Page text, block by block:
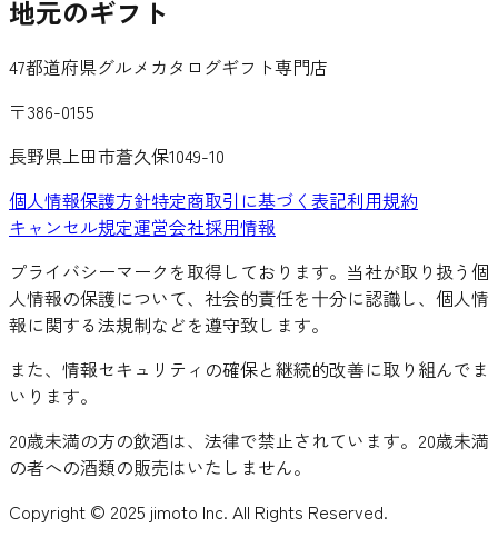
地元のギフト
47都道府県グルメカタログギフト専門店
〒386-0155
長野県上田市蒼久保1049-10
個人情報保護方針特定商取引に基づく表記利用規約
キャンセル規定運営会社採用情報
プライバシーマークを取得しております。当社が取り扱う個
人情報の保護について、社会的責任を十分に認識し、個人情
報に関する法規制などを遵守致します。
また、情報セキュリティの確保と継続的改善に取り組んでま
いります。
20歳未満の方の飲酒は、法律で禁止されています。20歳未満
の者への酒類の販売はいたしません。
Copyright © 2025 jimoto Inc. All Rights Reserved.